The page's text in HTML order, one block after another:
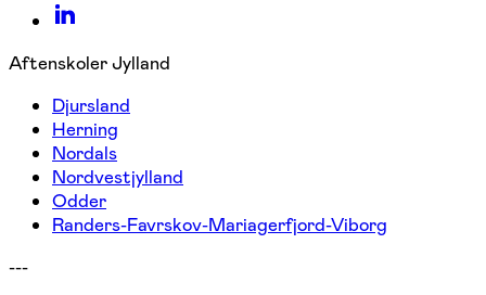
Aftenskoler Jylland
Djursland
Herning
Nordals
Nordvestjylland
Odder
Randers-Favrskov-Mariagerfjord-Viborg
---